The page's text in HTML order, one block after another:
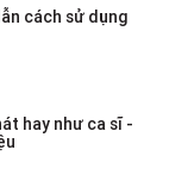
cách sử dụng
hay như ca sĩ -